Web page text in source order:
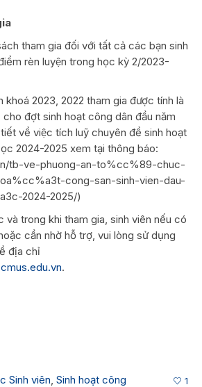
tham gia đối với tất cả các bạn sinh
rèn luyện trong học kỳ 2/2023-
2023, 2022 tham gia được tính là
đợt sinh hoạt công dân đầu năm
về việc tích luỹ chuyên đề sinh hoạt
2024-2025 xem tại thông báo:
tb-ve-phuong-an-to%cc%89-chuc-
cong-san-sinh-vien-dau-
2024-2025/)
và trong khi tham gia, sinh viên nếu có
cần nhờ hỗ trợ, vui lòng sử dụng
địa chỉ
.
Sinh viên, Sinh hoạt công
1